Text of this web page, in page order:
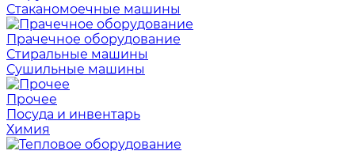
Стаканомоечные машины
Прачечное оборудование
Стиральные машины
Сушильные машины
Прочее
Посуда и инвентарь
Химия